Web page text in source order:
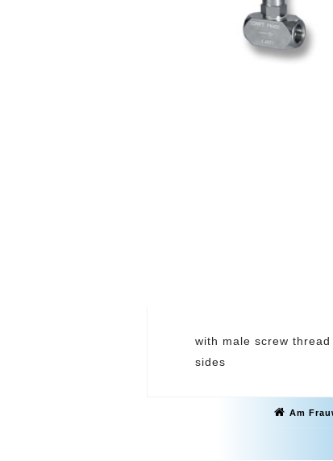
with male screw thread
sides
Am